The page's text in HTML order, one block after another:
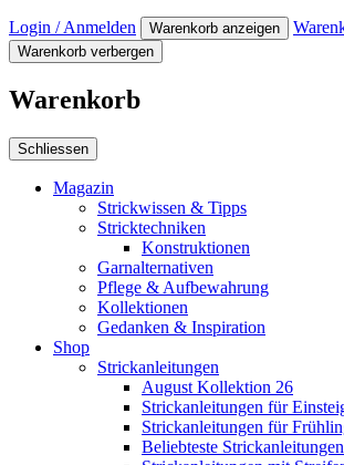
Login / Anmelden Warenkorb anzeigen
Warenkorb verbergen
Warenkorb
Schliessen
Magazin
Strickwissen & Tipps
Stricktechniken
Konstruktionen
Garnalternativen
Pflege & Aufbewahrung
Kollektionen
Gedanken & Inspiration
Shop
Strickanleitungen
August Kollektion 26
Strickanleitungen für
Strickanleitungen für
Beliebteste Strickanleitungen